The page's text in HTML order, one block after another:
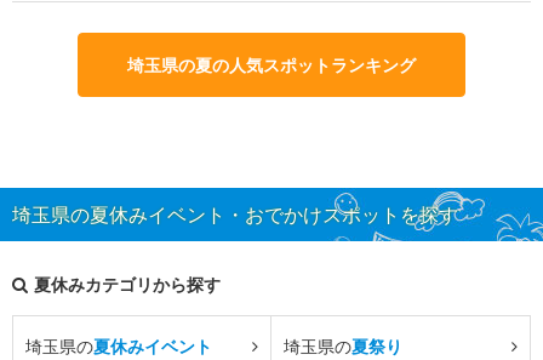
埼玉県の夏の人気スポットランキング
埼玉県の夏休みイベント・おでかけスポットを探す
夏休みカテゴリから探す
埼玉県の夏休みイベント 埼玉県の夏祭り